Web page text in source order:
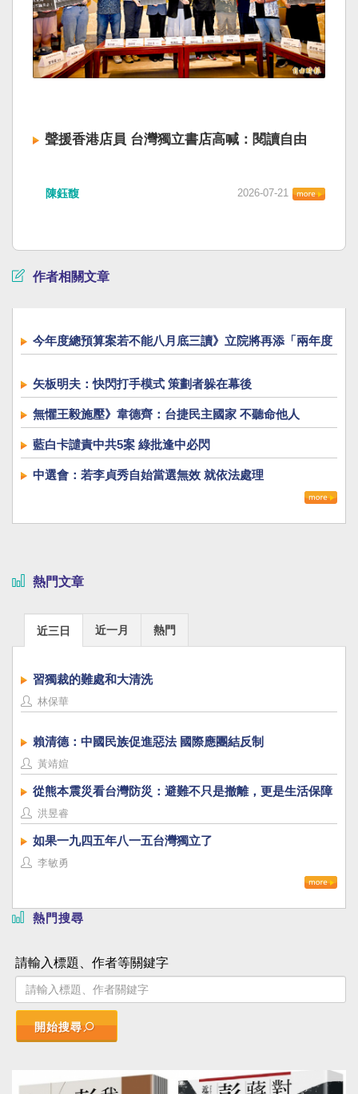
聲援香港店員 台灣獨立書店高喊：閱讀自由
陳鈺馥 2026-07-21
作者相關文章
今年度總預算案若不能八月底三讀》立院將再添「兩年度
總預算同時審」新惡例
矢板明夫：快閃打手模式 策劃者躲在幕後
無懼王毅施壓》韋德齊：台捷民主國家 不聽命他人
藍白卡譴責中共5案 綠批逢中必閃
中選會：若李貞秀自始當選無效 就依法處理
熱門文章
近三日 近一月 熱門
習獨裁的難處和大清洗
林保華
賴清德：中國民族促進惡法 國際應團結反制
黃靖媗
從熊本震災看台灣防災：避難不只是撤離，更是生活保障
洪昱睿
如果一九四五年八一五台灣獨立了
李敏勇
熱門搜尋
請輸入標題、作者等關鍵字
開始搜尋